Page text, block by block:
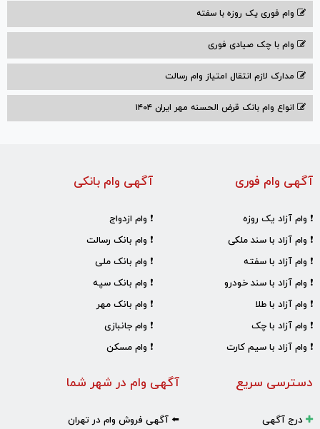
وام فوری یک روزه با سفته
وام با‌ چک صیادی‌ فوری
مدارک لازم انتقال امتیاز وام رسالت
انواع وام بانک قرض الحسنه مهر ایران ۱۴۰۴
آگهی وام بانکی
❗ وام ازدواج
❗ وام بانک رسالت
❗ وام بانک ملی
❗ وام بانک سپه
❗ وام بانک مهر
❗ وام جانبازی
❗ وام مسکن
آگهی وام فوری
❗ وام آزاد یک روزه
❗ وام آزاد با سند ملکی
❗ وام آزاد با سفته
❗ وام آزاد با سند خودرو
❗ وام آزاد با طلا
❗ وام آزاد با چک
❗ وام آزاد با سیم کارت
آگهی وام در شهر شما
⬅️ آگهی فروش وام در تهران
دسترسی سریع
درج آگهی